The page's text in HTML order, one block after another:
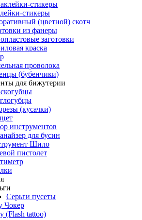
стикеры
(цветной) скотч
из фанеры
заготовки
краска
проволока
(бубенчики)
для бижутерии
(кусачки)
инструментов
для бусин
Шило
пистолет
Серьги пусеты
Чокер
(Flash tattoo)